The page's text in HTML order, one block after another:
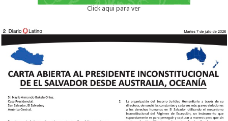
Click aqui para ver